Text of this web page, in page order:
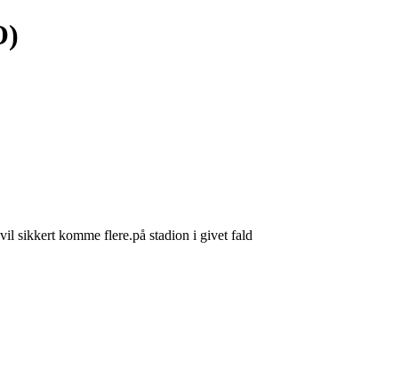
sikkert komme flere.på stadion i givet fald